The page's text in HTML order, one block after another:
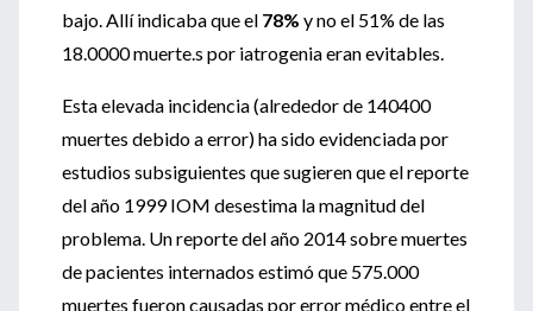
bajo. Allí indicaba que el 78% y no el 51% de las
18.0000 muerte.s por iatrogenia eran evitables.
Esta elevada incidencia (alrededor de 140400
muertes debido a error) ha sido evidenciada por
estudios subsiguientes que sugieren que el reporte
del año 1999 IOM desestima la magnitud del
problema. Un reporte del año 2014 sobre muertes
de pacientes internados estimó que 575.000
muertes fueron causadas por error médico entre el